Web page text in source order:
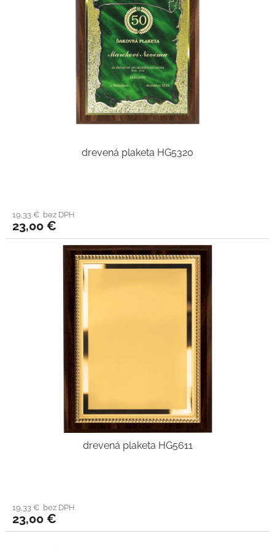
drevená plaketa HG5320
19,33 € bez DPH
23,00 €
drevená plaketa HG5611
19,33 € bez DPH
23,00 €